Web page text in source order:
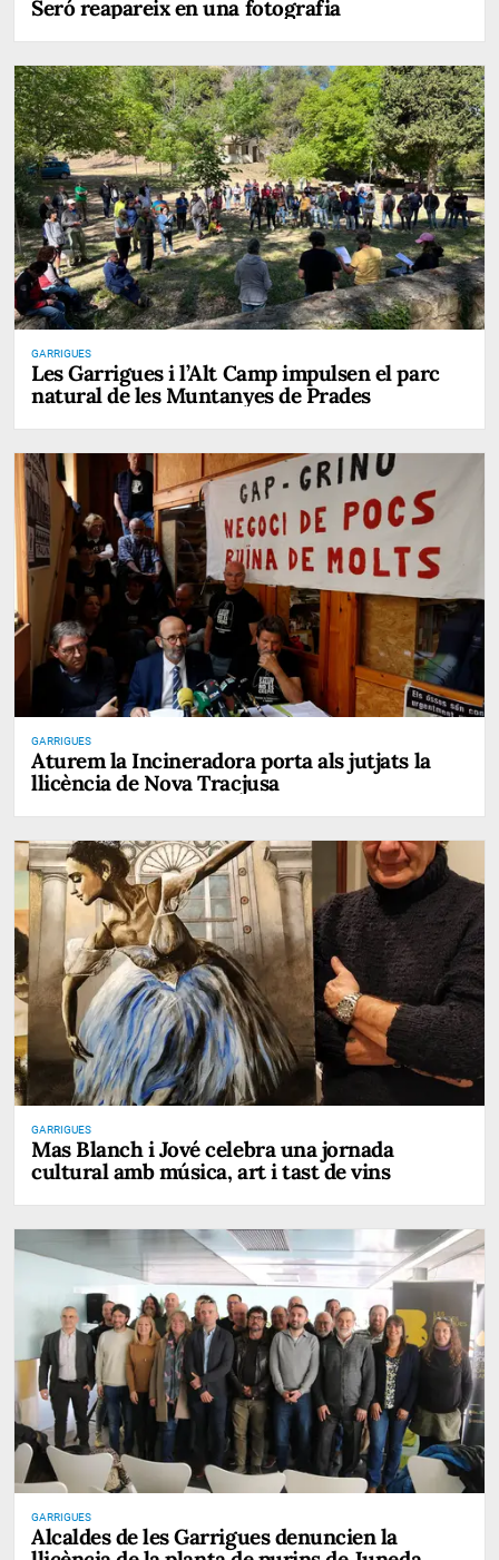
Seró reapareix en una fotografia
GARRIGUES
Les Garrigues i l’Alt Camp impulsen el parc
natural de les Muntanyes de Prades
GARRIGUES
Aturem la Incineradora porta als jutjats la
llicència de Nova Tracjusa
GARRIGUES
Mas Blanch i Jové celebra una jornada
cultural amb música, art i tast de vins
GARRIGUES
Alcaldes de les Garrigues denuncien la